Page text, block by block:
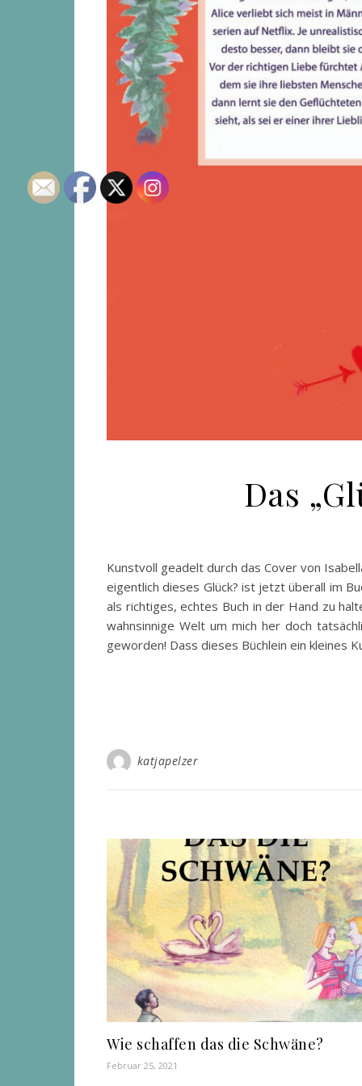
Das
Kunstvoll geadelt durch das Cover von
eigentlich dieses Glück? ist jetzt überall im
als richtiges, echtes Buch in der Hand zu
wahnsinnige Welt um mich her doch
geworden! Dass dieses Büchlein ein kleines
katjapelzer
Wie schaffen das die Schwäne?
Februar 25, 2021